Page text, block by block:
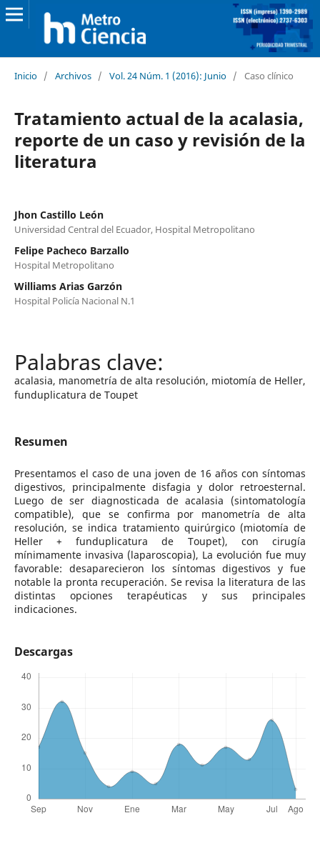
Inicio / Archivos / Vol. 24 Núm. 1 (2016): Junio / Caso clínico
Tratamiento actual de la acalasia,
reporte de un caso y revisión de la
literatura
Jhon Castillo León
Universidad Central del Ecuador, Hospital Metropolitano
Felipe Pacheco Barzallo
Hospital Metropolitano
Williams Arias Garzón
Hospital Policía Nacional N.1
acalasia, manometría de alta resolución, miotomía de Heller,
funduplicatura de Toupet
Resumen
Presentamos el caso de una joven de 16 años con síntomas
digestivos, principalmente disfagia y dolor retroesternal.
Luego de ser diagnosticada de acalasia (sintomatología
compatible), que se confirma por manometría de alta
resolución, se indica tratamiento quirúrgico (miotomía de
Heller + funduplicatura de Toupet), con cirugía
mínimamente invasiva (laparoscopia), La evolución fue muy
favorable: desaparecieron los síntomas digestivos y fue
notable la pronta recuperación. Se revisa la literatura de las
distintas opciones terapéuticas y sus principales
indicaciones.
Descargas